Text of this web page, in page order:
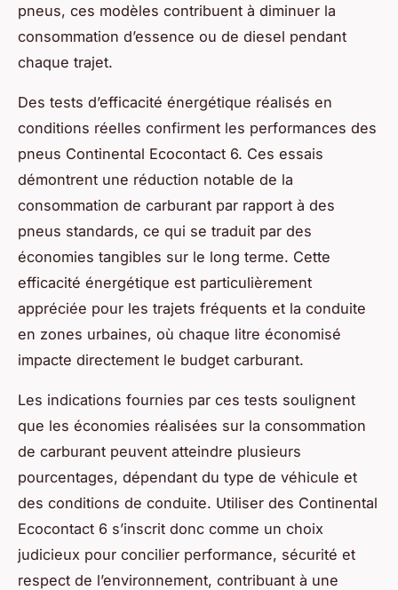
pneus, ces modèles contribuent à diminuer la
consommation d’essence ou de diesel pendant
chaque trajet.
Des tests d’efficacité énergétique réalisés en
conditions réelles confirment les performances des
pneus Continental Ecocontact 6. Ces essais
démontrent une réduction notable de la
consommation de carburant par rapport à des
pneus standards, ce qui se traduit par des
économies tangibles sur le long terme. Cette
efficacité énergétique est particulièrement
appréciée pour les trajets fréquents et la conduite
en zones urbaines, où chaque litre économisé
impacte directement le budget carburant.
Les indications fournies par ces tests soulignent
que les économies réalisées sur la consommation
de carburant peuvent atteindre plusieurs
pourcentages, dépendant du type de véhicule et
des conditions de conduite. Utiliser des Continental
Ecocontact 6 s’inscrit donc comme un choix
judicieux pour concilier performance, sécurité et
respect de l’environnement, contribuant à une